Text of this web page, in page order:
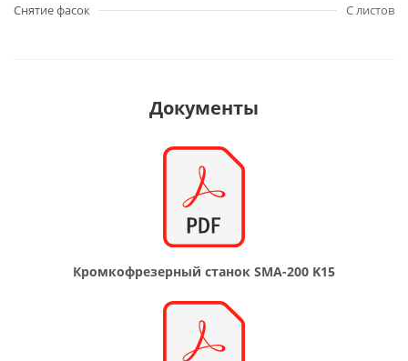
Снятие фасок
С листов
Документы
Кромкофрезерный станок SMA-200 K15